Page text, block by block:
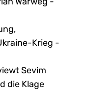
Krieg -
Sevim
die Klage